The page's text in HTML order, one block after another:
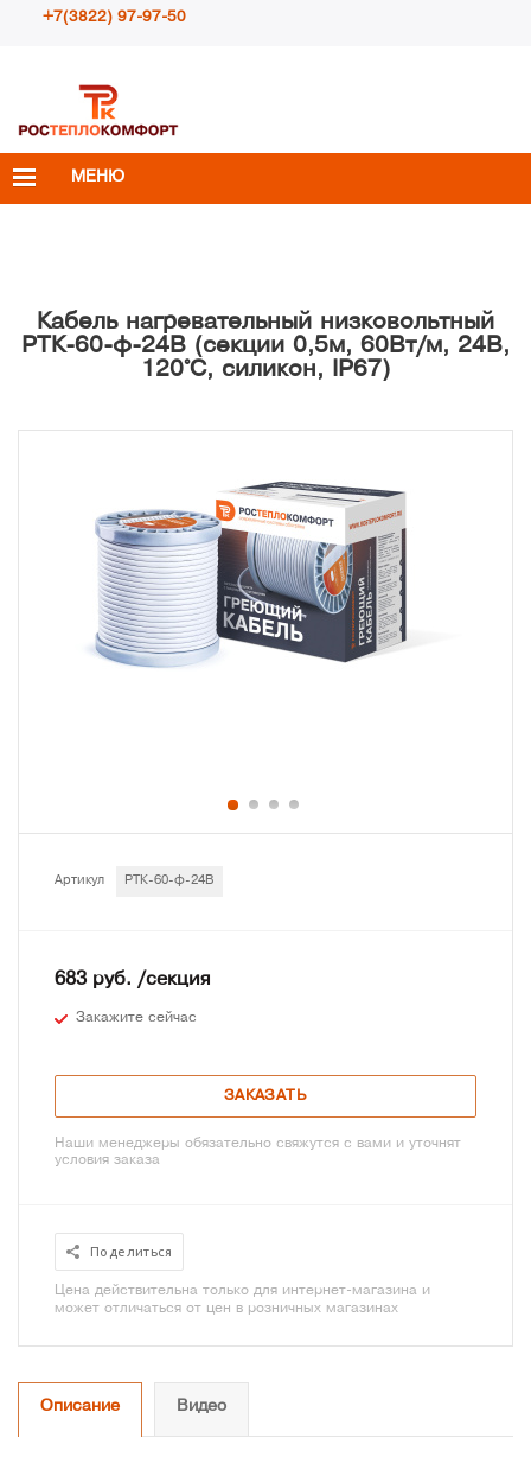
+7(3822) 97-97-50
info@rosteplokomfort.ru
МЕНЮ
Кабель нагревательный низковольтный
РТК-60-ф-24В (секции 0,5м, 60Вт/м, 24В,
120°С, силикон, IP67)
Артикул РТК-60-ф-24В
683 руб. /секция
Закажите сейчас
ЗАКАЗАТЬ
Наши менеджеры обязательно свяжутся с вами и уточнят
условия заказа
Поделиться
Цена действительна только для интернет-магазина и
может отличаться от цен в розничных магазинах
Описание Видео